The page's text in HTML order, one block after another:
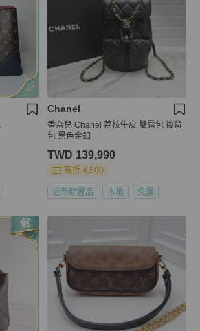
Chanel
香奈兒 Chanel 荔枝牛皮 雙肩包 後背
包 黑色金釦
TWD 139,990
現折 4,500
近新閒置品 本地 免運